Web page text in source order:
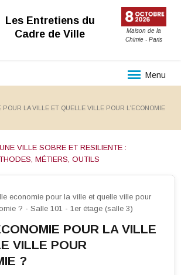
Les Entretiens du
Cadre de Ville
Maison de la
Chimie - Paris
Menu
POUR LA VILLE ET QUELLE VILLE POUR L’ECONOMIE
VILLE SOBRE ET RESILIENTE :
MÉTIERS, OUTILS
economie pour la ville et quelle ville pour
? - Salle 101 - 1er étage (salle 3)
POUR LA VILLE
VILLE POUR
?